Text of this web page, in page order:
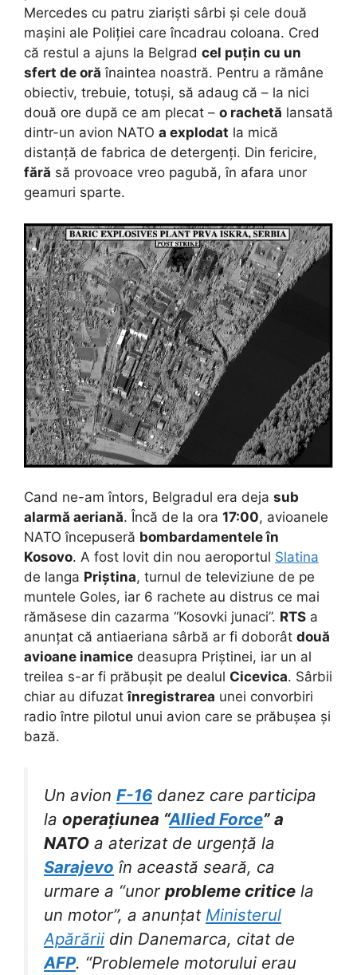
Mercedes cu patru ziariști sârbi și cele două
mașini ale Poliției care încadrau coloana. Cred
că restul a ajuns la Belgrad cel puțin cu un
sfert de oră înaintea noastră. Pentru a rămâne
obiectiv, trebuie, totuși, să adaug că – la nici
două ore după ce am plecat – o rachetă lansată
dintr-un avion NATO a explodat la mică
distanță de fabrica de detergenți. Din fericire,
fără să provoace vreo pagubă, în afara unor
geamuri sparte.
Cand ne-am întors, Belgradul era deja sub
alarmă aeriană. Încă de la ora 17:00, avioanele
NATO începuseră bombardamentele în
Kosovo. A fost lovit din nou aeroportul Slatina
de langa Priștina, turnul de televiziune de pe
muntele Goles, iar 6 rachete au distrus ce mai
rămăsese din cazarma “Kosovki junaci”. RTS a
anunțat că antiaeriana sârbă ar fi doborât două
avioane inamice deasupra Priștinei, iar un al
treilea s-ar fi prăbușit pe dealul Cicevica. Sârbii
chiar au difuzatînregistrarea unei convorbiri
radio între pilotul unui avion care se prăbușea și
bază.
Un avion F-16 danez care participa
la operațiunea “Allied Force” a
NATO a aterizat de urgență la
Sarajevo în această seară, ca
urmare a “unor probleme critice la
un motor”, a anunțat Ministerul
Apărării din Danemarca, citat de
AFP. “Problemele motorului erau